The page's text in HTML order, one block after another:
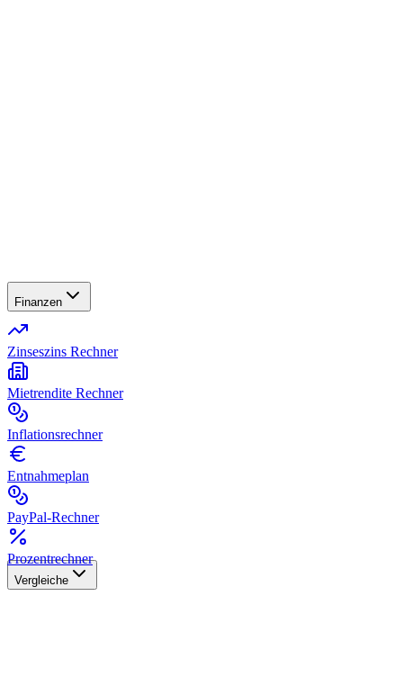
Finanzen
Zinseszins Rechner
Mietrendite Rechner
Inflationsrechner
Entnahmeplan
PayPal-Rechner
Prozentrechner
Vergleiche